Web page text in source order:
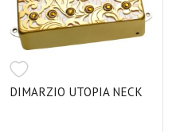
DIMARZIO UTOPIA NECK